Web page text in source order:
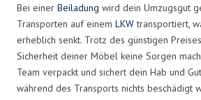
Bei einer Beiladung wird dein Umzugsgut
Transporten auf einem LKWtransportiert,
erheblich senkt. Trotz des günstigen
Sicherheit deiner Möbel keine Sorgen
Team verpackt und sichert dein Hab und
während des Transports nichts beschädigt